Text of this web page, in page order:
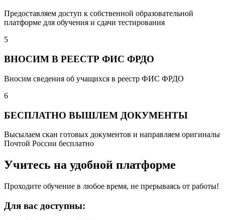
Предоставляем доступ к собственной образовательной
платформе для обучения и сдачи тестирования
5
ВНОСИМ В РЕЕСТР ФИС ФРДО
Вносим сведения об учащихся в реестр ФИС ФРДО
6
БЕСПЛАТНО ВЫШЛЕМ ДОКУМЕНТЫ
Высылаем скан готовых документов и направляем оригиналы
Почтой России бесплатно
Учитесь на удобной платформе
Проходите обучение в любое время, не прерываясь от работы!
Для вас доступны: